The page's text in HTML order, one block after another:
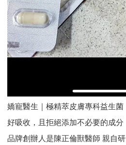
嬌寵醫生｜極精萃皮膚專科益生菌
好吸收，且拒絕添加不必要的成分
品牌創辦人是陳正倫獸醫師 親自